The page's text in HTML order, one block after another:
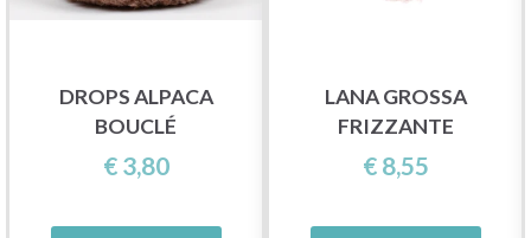
DROPS ALPACA
BOUCLÉ
€ 3,80
LANA GROSSA
FRIZZANTE
€ 8,55